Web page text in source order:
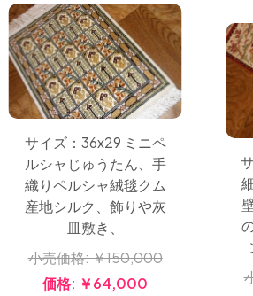
サイズ：36x29 ミニペ
ルシャじゅうたん、手
織りペルシャ絨毯クム
産地シルク、飾りや灰
皿敷き、
小売価格:￥150,000
価格: ￥64,000